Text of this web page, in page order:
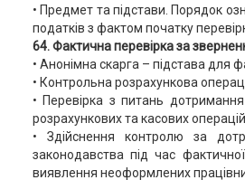
• Предмет та підстави. Порядок
податків з фактом початку
64. Фактична перевірка за
• Анонімна скарга – підстава для
• Контрольна розрахункова
• Перевірка з питань
розрахункових та касових операцій.
• Здійснення контролю за
законодавства під час
виявлення неоформлених